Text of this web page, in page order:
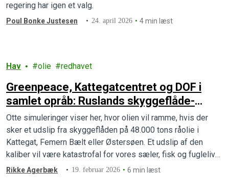
regering har igen et valg.
Poul Bonke Justesen 24. april 2026 4 min læst
Hav olie redhavet
Greenpeace, Kattegatcentret og DOF i
samlet opråb: Ruslands skyggeflåde-
fartøjer er tikkende miljøbomber for
danske kyster og havmiljø
Otte simuleringer viser her, hvor olien vil ramme, hvis der
sker et udslip fra skyggeflåden på 48.000 tons råolie i
Kattegat, Femern Bælt eller Østersøen. Et udslip af den
kaliber vil være katastrofal for vores sæler, fisk og fugleliv
lyder det fra Greenpeace, Kattegatcentret og DOF.
Rikke Agerbæk 19. februar 2026 6 min læst